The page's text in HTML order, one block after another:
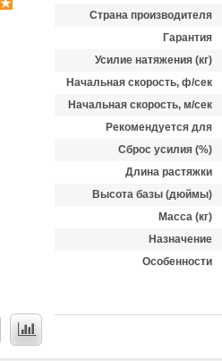
Страна производителя
Гарантия
Усилие натяжения (кг)
Начальная скорость, ф/сек
Начальная скорость, м/сек
Рекомендуется для
Сброс усилия (%)
Длина растяжки
Высота базы (дюймы)
Масса (кг)
Назначение
Особенности